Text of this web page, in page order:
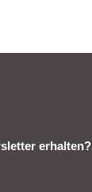
erhalten?